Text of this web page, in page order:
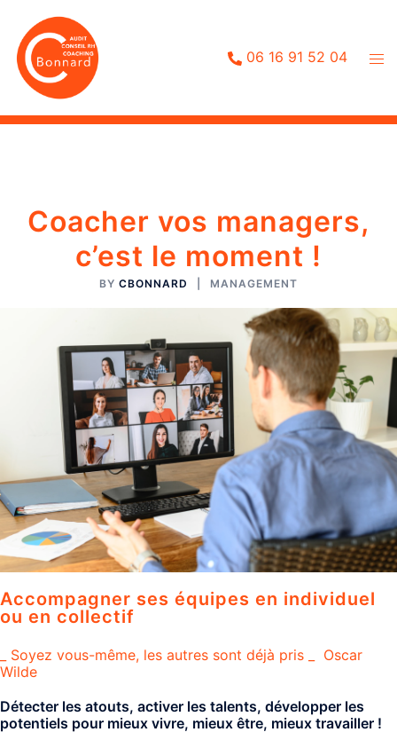
contenu
06 16 91 52 04
Coacher vos managers,
c’est le moment !
BY CBONNARD MANAGEMENT
Accompagner ses équipes en individuel
ou en collectif
_ Soyez vous-même, les autres sont déjà pris _ Oscar
Wilde
Détecter les atouts, activer les talents, développer les
potentiels pour mieux vivre, mieux être, mieux travailler !